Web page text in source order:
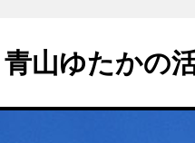
山ゆたかの